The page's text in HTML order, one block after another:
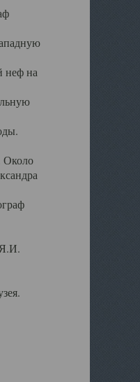
неф на
Около